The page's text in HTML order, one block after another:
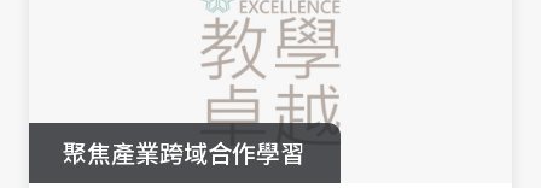
聚焦產業跨域合作學習